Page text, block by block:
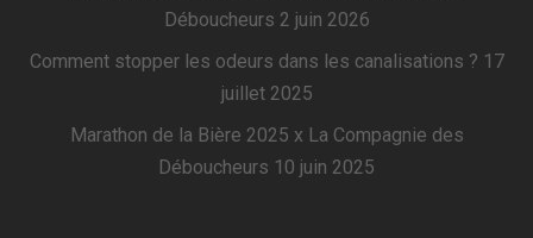
Déboucheurs 2 juin 2026
Comment stopper les odeurs dans les canalisations ? 17
juillet 2025
Marathon de la Bière 2025 x La Compagnie des
Déboucheurs 10 juin 2025